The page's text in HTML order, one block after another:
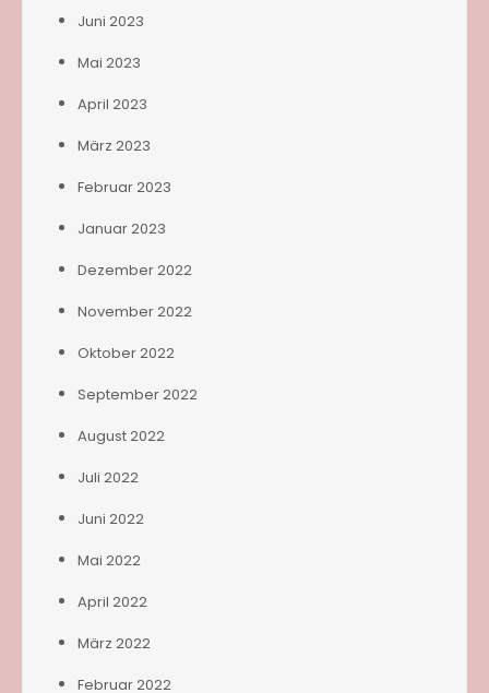
Juni 2023
Mai 2023
April 2023
März 2023
Februar 2023
Januar 2023
Dezember 2022
November 2022
Oktober 2022
September 2022
August 2022
Juli 2022
Juni 2022
Mai 2022
April 2022
März 2022
Februar 2022